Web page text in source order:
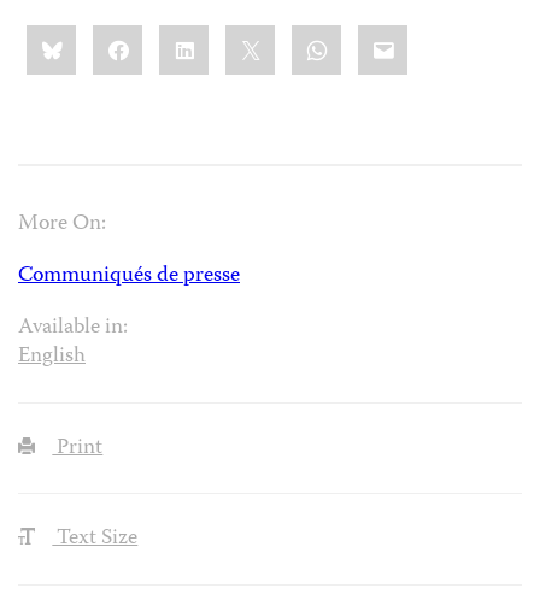
Share
this:BlueskyFacebookLinkedIn WhatsApp
Email
More On:
Communiqués de presse
Available in:
English
Print
Text Size